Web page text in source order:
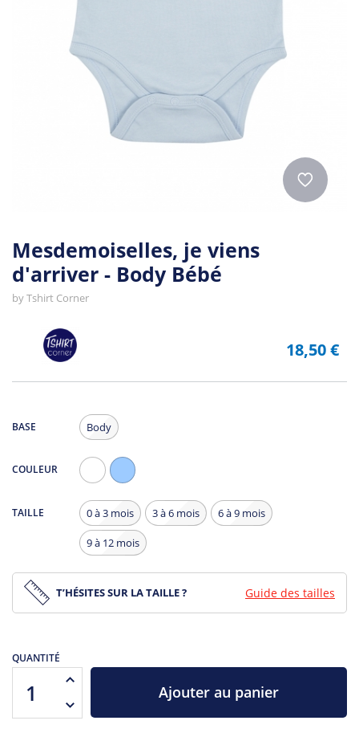
Mesdemoiselles, je viens
d'arriver - Body Bébé
byTshirt Corner
18,50 €
BASE Body
COULEUR
Clair
TAILLE 0 à 3 mois 3 à 6 mois 6 à 9 mois
9 à 12 mois
T’HÉSITES SUR LA TAILLE ? Guide des tailles
QUANTITÉ
Ajouter au panier